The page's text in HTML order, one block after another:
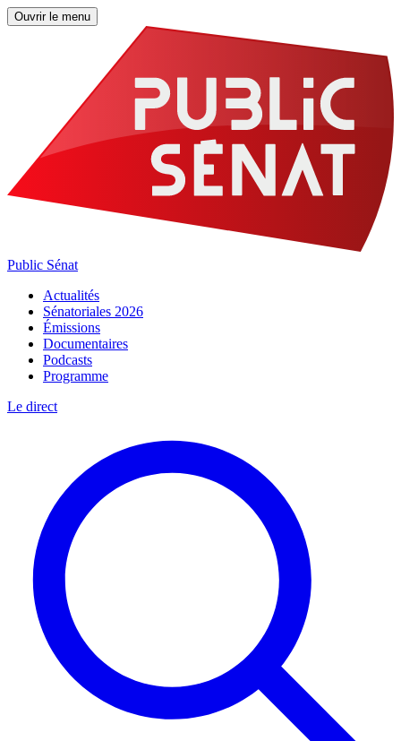
Ouvrir le menu
Public Sénat
Actualités
Sénatoriales 2026
Émissions
Documentaires
Podcasts
Programme
Le direct